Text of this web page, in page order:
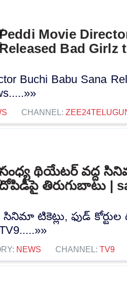
Movie
Bad Girlz
Buchi Babu Sana
CHANNEL:
థియేటర్ వద్ద సినిమా
తిరుగుబాటు |
టికెట్లు, ఫుడ్
NEWS CHANNEL: TV9